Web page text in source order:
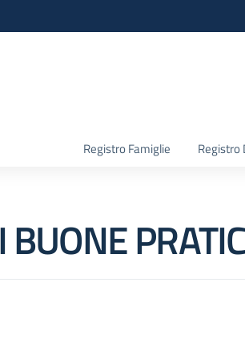
Registro Famiglie Registro